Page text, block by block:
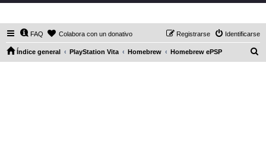
FAQ Colabora con un donativo Identificarse
Registrarse
Índice general PlayStation Vita Homebrew Homebrew ePSP